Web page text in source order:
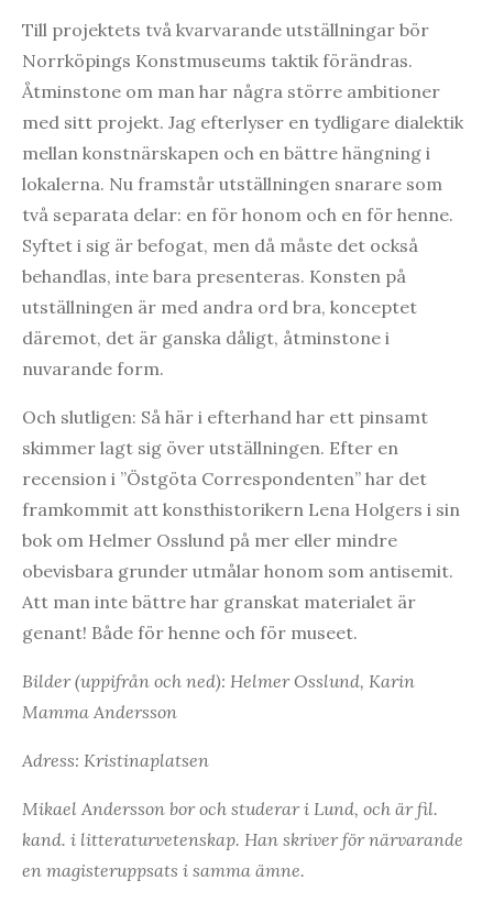
Till projektets två kvarvarande utställningar bör
Norrköpings Konstmuseums taktik förändras.
Åtminstone om man har några större ambitioner
med sitt projekt. Jag efterlyser en tydligare dialektik
mellan konstnärskapen och en bättre hängning i
lokalerna. Nu framstår utställningen snarare som
två separata delar: en för honom och en för henne.
Syftet i sig är befogat, men då måste det också
behandlas, inte bara presenteras. Konsten på
utställningen är med andra ord bra, konceptet
däremot, det är ganska dåligt, åtminstone i
nuvarande form.
Och slutligen: Så här i efterhand har ett pinsamt
skimmer lagt sig över utställningen. Efter en
recension i ”Östgöta Correspondenten” har det
framkommit att konsthistorikern Lena Holgers i sin
bok om Helmer Osslund på mer eller mindre
obevisbara grunder utmålar honom som antisemit.
Att man inte bättre har granskat materialet är
genant! Både för henne och för museet.
Bilder (uppifrån och ned): Helmer Osslund, Karin
Mamma Andersson
Adress: Kristinaplatsen
Mikael Andersson bor och studerar i Lund, och är fil.
kand. i litteraturvetenskap. Han skriver för närvarande
en magisteruppsats i samma ämne.